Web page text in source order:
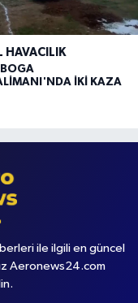
HAVACILIK
İKİ KAZA
ile ilgili en güncel
Aeronews24.com